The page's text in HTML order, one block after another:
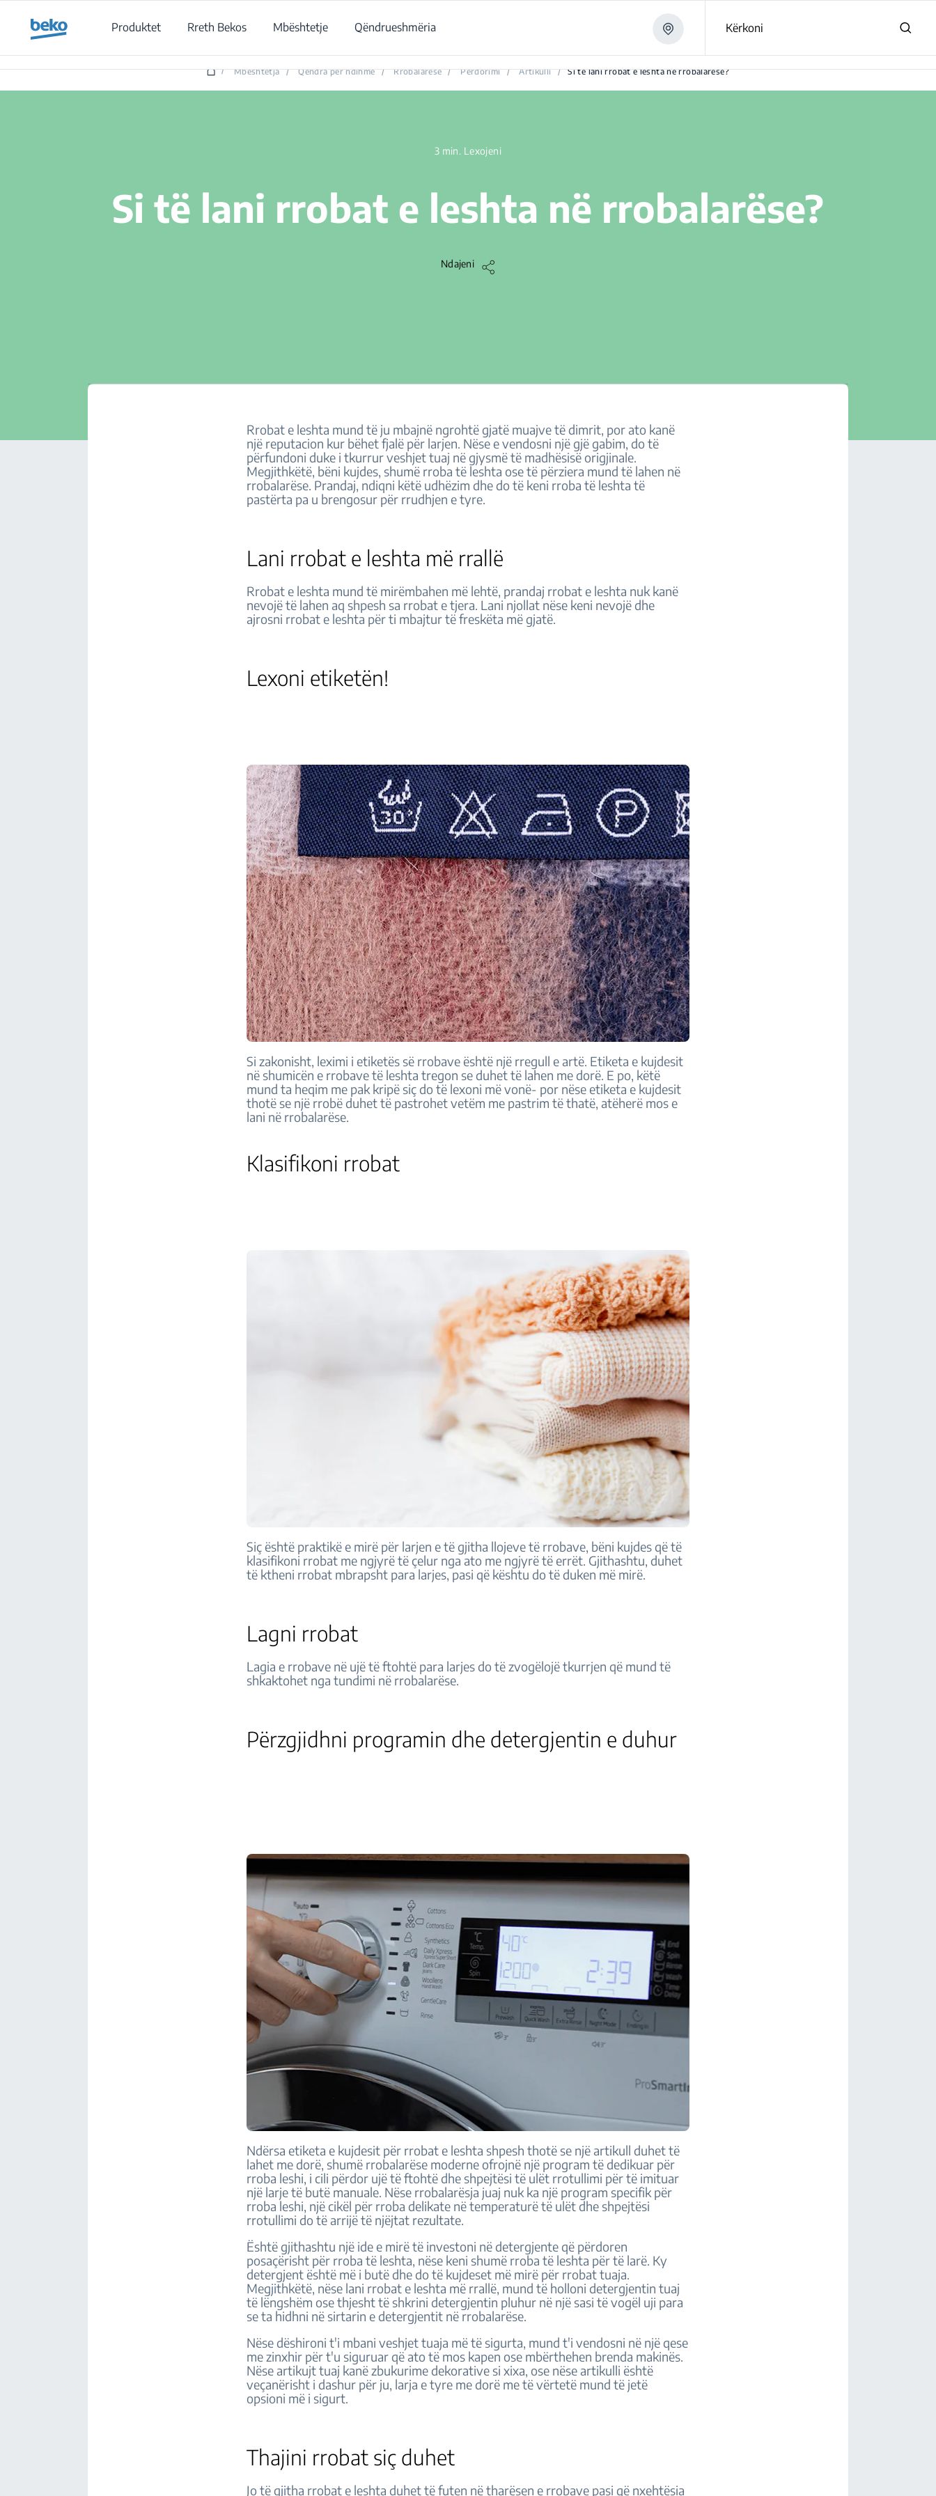
Produktet
Rreth Bekos Mbështetje Qëndrueshmëria Kërkoni
/ Mbështetja / Qendra për ndihmë / Rrobalarëse / Përdorimi / Artikulli / Si të lani rrobat e leshta në rrobalarëse?
3 min. Lexojeni
Si të lani rrobat e leshta në rrobalarëse?
Ndajeni
Si të lani rrobat e leshta në rrobalarëse?
Rrobat e leshta mund të ju mbajnë ngrohtë gjatë muajve të dimrit, por ato kanë
një reputacion kur bëhet fjalë për larjen. Nëse e vendosni një gjë gabim, do të
përfundoni duke i tkurrur veshjet tuaj në gjysmë të madhësisë origjinale.
Megjithkëtë, bëni kujdes, shumë rroba të leshta ose të përziera mund të lahen në
rrobalarëse. Prandaj, ndiqni këtë udhëzim dhe do të keni rroba të leshta të
pastërta pa u brengosur për rrudhjen e tyre.
Lani rrobat e leshta më rrallë
Rrobat e leshta mund të mirëmbahen më lehtë, prandaj rrobat e leshta nuk kanë
nevojë të lahen aq shpesh sa rrobat e tjera. Lani njollat nëse keni nevojë dhe
ajrosni rrobat e leshta për ti mbajtur të freskëta më gjatë.
Lexoni etiketën!
Si zakonisht, leximi i etiketës së rrobave është një rregull e artë. Etiketa e kujdesit
në shumicën e rrobave të leshta tregon se duhet të lahen me dorë. E po, këtë
mund ta heqim me pak kripë siç do të lexoni më vonë- por nëse etiketa e kujdesit
thotë se një rrobë duhet të pastrohet vetëm me pastrim të thatë, atëherë mos e
lani në rrobalarëse.
Klasifikoni rrobat
Siç është praktikë e mirë për larjen e të gjitha llojeve të rrobave, bëni kujdes që të
klasifikoni rrobat me ngjyrë të çelur nga ato me ngjyrë të errët. Gjithashtu, duhet
të ktheni rrobat mbrapsht para larjes, pasi që kështu do të duken më mirë.
Lagni rrobat
Lagia e rrobave në ujë të ftohtë para larjes do të zvogëlojë tkurrjen që mund të
shkaktohet nga tundimi në rrobalarëse.
Përzgjidhni programin dhe detergjentin e duhur
Ndërsa etiketa e kujdesit për rrobat e leshta shpesh thotë se një artikull duhet të
lahet me dorë, shumë rrobalarëse moderne ofrojnë një program të dedikuar për
rroba leshi, i cili përdor ujë të ftohtë dhe shpejtësi të ulët rrotullimi për të imituar
një larje të butë manuale. Nëse rrobalarësja juaj nuk ka një program specifik për
rroba leshi, një cikël për rroba delikate në temperaturë të ulët dhe shpejtësi
rrotullimi do të arrijë të njëjtat rezultate.
Është gjithashtu një ide e mirë të investoni në detergjente që përdoren
posaçërisht për rroba të leshta, nëse keni shumë rroba të leshta për të larë. Ky
detergjent është më i butë dhe do të kujdeset më mirë për rrobat tuaja.
Megjithkëtë, nëse lani rrobat e leshta më rrallë, mund të holloni detergjentin tuaj
të lëngshëm ose thjesht të shkrini detergjentin pluhur në një sasi të vogël uji para
se ta hidhni në sirtarin e detergjentit në rrobalarëse.
Nëse dëshironi t'i mbani veshjet tuaja më të sigurta, mund t'i vendosni në një qese
me zinxhir për t'u siguruar që ato të mos kapen ose mbërthehen brenda makinës.
Nëse artikujt tuaj kanë zbukurime dekorative si xixa, ose nëse artikulli është
veçanërisht i dashur për ju, larja e tyre me dorë me të vërtetë mund të jetë
opsioni më i sigurt.
Thajini rrobat siç duhet
Jo të gjitha rrobat e leshta duhet të futen në tharësen e rrobave pasi që nxehtësia